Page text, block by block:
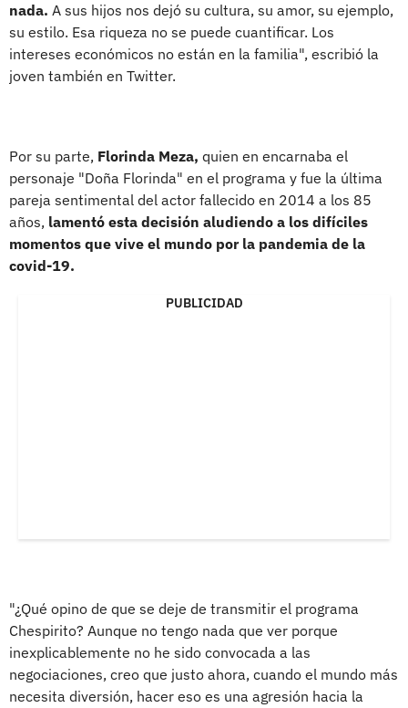
nada. A sus hijos nos dejó su cultura, su amor, su ejemplo,
su estilo. Esa riqueza no se puede cuantificar. Los
intereses económicos no están en la familia", escribió la
joven también en Twitter.
Por su parte, Florinda Meza, quien en encarnaba el
personaje "Doña Florinda" en el programa y fue la última
pareja sentimental del actor fallecido en 2014 a los 85
años, lamentó esta decisión aludiendo a los difíciles
momentos que vive el mundo por la pandemia de la
covid-19.
PUBLICIDAD
"¿Qué opino de que se deje de transmitir el programa
Chespirito? Aunque no tengo nada que ver porque
inexplicablemente no he sido convocada a las
negociaciones, creo que justo ahora, cuando el mundo más
necesita diversión, hacer eso es una agresión hacia la